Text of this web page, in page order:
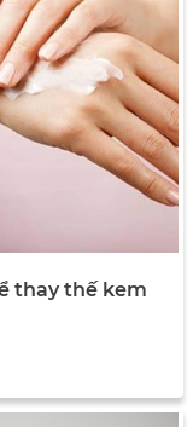
thay thế kem